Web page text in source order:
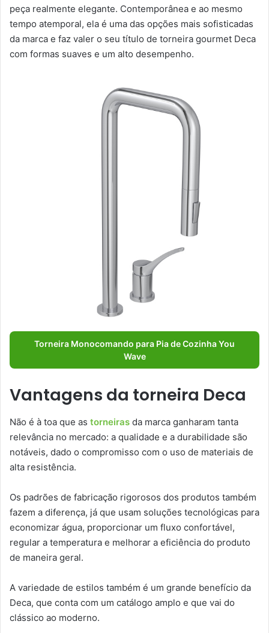
peça realmente elegante. Contemporânea e ao mesmo
tempo atemporal, ela é uma das opções mais sofisticadas
da marca e faz valer o seu título de torneira gourmet Deca
com formas suaves e um alto desempenho.
Torneira Monocomando para Pia de Cozinha You
Wave
Vantagens da torneira Deca
Não é à toa que as torneiras da marca ganharam tanta
relevância no mercado: a qualidade e a durabilidade são
notáveis, dado o compromisso com o uso de materiais de
alta resistência.
Os padrões de fabricação rigorosos dos produtos também
fazem a diferença, já que usam soluções tecnológicas para
economizar água, proporcionar um fluxo confortável,
regular a temperatura e melhorar a eficiência do produto
de maneira geral.
A variedade de estilos também é um grande benefício da
Deca, que conta com um catálogo amplo e que vai do
clássico ao moderno.